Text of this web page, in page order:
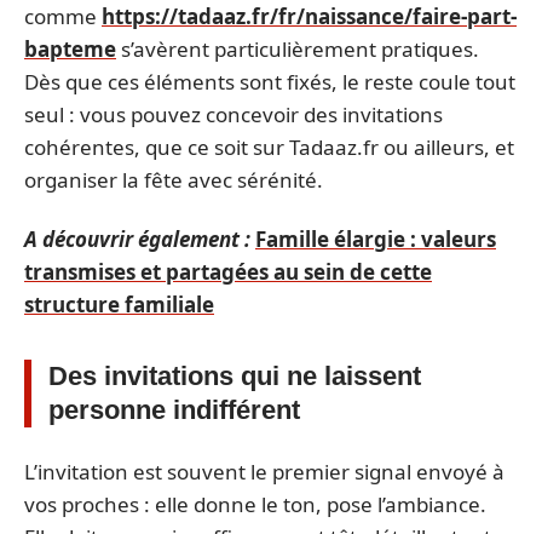
comme https://tadaaz.fr/fr/naissance/faire-part-
bapteme s’avèrent particulièrement pratiques.
Dès que ces éléments sont fixés, le reste coule tout
seul : vous pouvez concevoir des invitations
cohérentes, que ce soit sur Tadaaz.fr ou ailleurs, et
organiser la fête avec sérénité.
A découvrir également : Famille élargie : valeurs
transmises et partagées au sein de cette
structure familiale
Des invitations qui ne laissent
personne indifférent
L’invitation est souvent le premier signal envoyé à
vos proches : elle donne le ton, pose l’ambiance.